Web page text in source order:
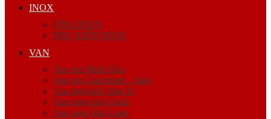
INOX
ỐNG INOX
PHỤ KIỆN INOX
VAN
Van ren Minh Hòa
Van ren Giacomini – Italy
Van mặt bích Shin Yi
Van gang hàn Quốc
Van gang Đài Loan